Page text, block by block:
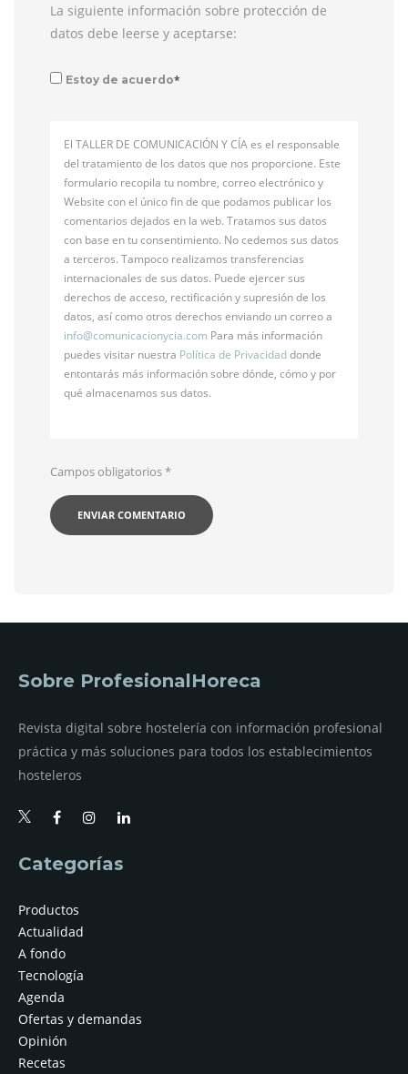
La siguiente información sobre protección de
datos debe leerse y aceptarse:
Estoy de acuerdo*
El TALLER DE COMUNICACIÓN Y CÍA es el responsable
del tratamiento de los datos que nos proporcione. Este
formulario recopila tu nombre, correo electrónico y
Website con el único fin de que podamos publicar los
comentarios dejados en la web. Tratamos sus datos
con base en tu consentimiento. No cedemos sus datos
a terceros. Tampoco realizamos transferencias
internacionales de sus datos. Puede ejercer sus
derechos de acceso, rectificación y supresión de los
datos, así como otros derechos enviando un correo a
info@comunicacionycia.com Para más información
puedes visitar nuestra Política de Privacidaddonde
entontarás más información sobre dónde, cómo y por
qué almacenamos sus datos.
Campos obligatorios*
Sobre ProfesionalHoreca
Revista digital sobre hostelería con información profesional
práctica y más soluciones para todos los establecimientos
hosteleros
Categorías
Productos
Actualidad
A fondo
Tecnología
Agenda
Ofertas y demandas
Opinión
Recetas